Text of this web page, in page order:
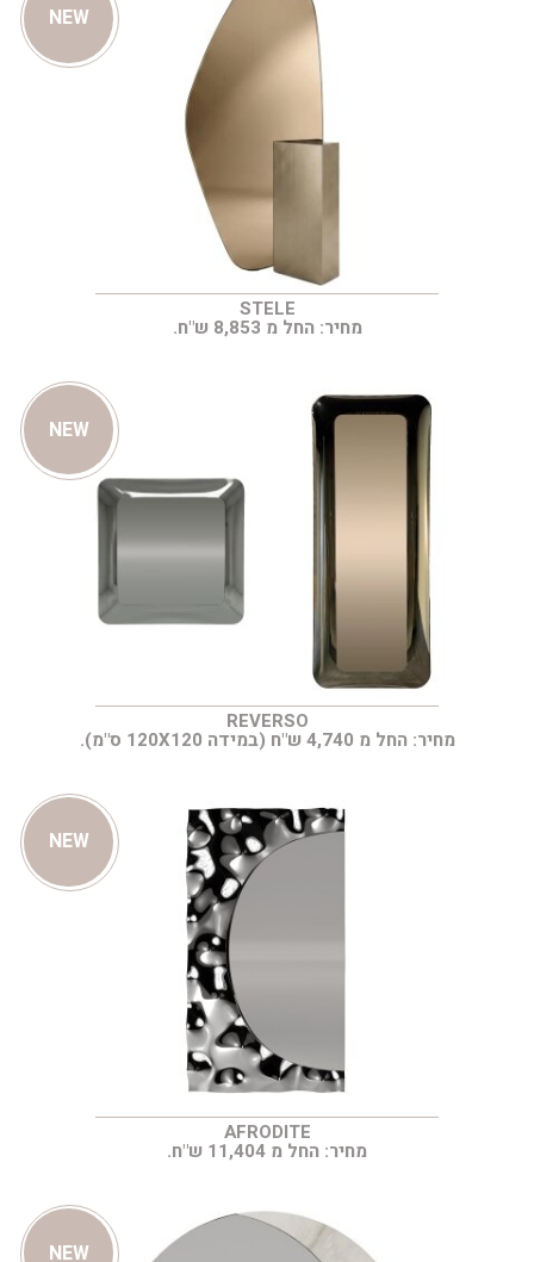
NEW
STELE
מחיר: החל מ 8,853 ש"ח.
NEW
REVERSO
מחיר: החל מ 4,740 ש"ח (במידה 120X120 ס"מ).
NEW
AFRODITE
מחיר: החל מ 11,404 ש"ח.
NEW